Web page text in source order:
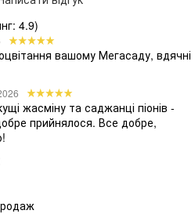
4.9)
вашому Мегасаду, вдячні
жасміну та саджанці піонів -
прийнялося. Все добре,